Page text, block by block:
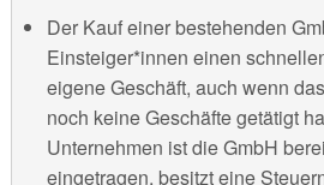
Der Kauf einer bestehenden
Einsteiger*innen einen
eigene Geschäft, auch wenn
noch keine Geschäfte getätigt
Unternehmen ist die GmbH
eingetragen, besitzt eine